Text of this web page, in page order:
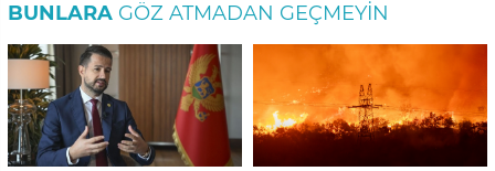
BUNLARA GÖZ ATMADAN GEÇMEYIN